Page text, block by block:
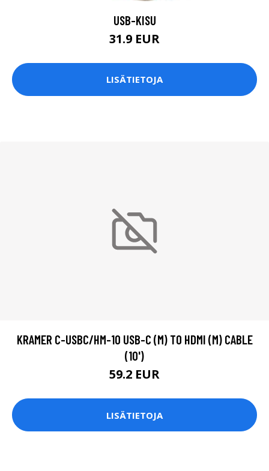
USB-KISU
31.9 EUR
LISÄTIETOJA
KRAMER C-USBC/HM-10 USB-C (M) TO HDMI (M) CABLE
(10')
59.2 EUR
LISÄTIETOJA